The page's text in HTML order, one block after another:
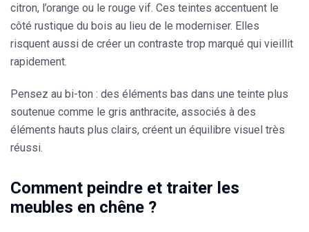
citron, l’orange ou le rouge vif. Ces teintes accentuent le
côté rustique du bois au lieu de le moderniser. Elles
risquent aussi de créer un contraste trop marqué qui vieillit
rapidement.
Pensez au bi-ton : des éléments bas dans une teinte plus
soutenue comme le gris anthracite, associés à des
éléments hauts plus clairs, créent un équilibre visuel très
réussi.
Comment peindre et traiter les
meubles en chêne ?